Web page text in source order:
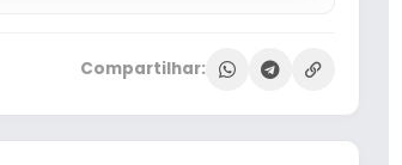
Compartilhar: